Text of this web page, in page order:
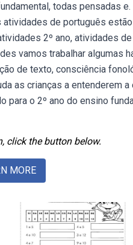
todas pensadas
de português
2º ano, atividades
vamos trabalhar algumas
de texto, consciência
as crianças a entenderem
o 2º ano do ensino
click the button below.
MORE